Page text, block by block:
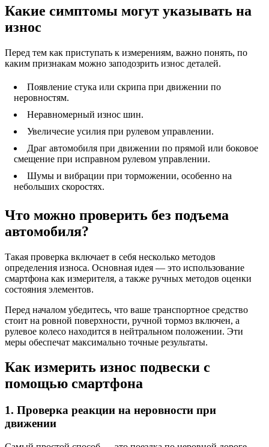
Какие симптомы могут указывать на
износ
Перед тем как приступать к измерениям, важно понять, по
каким признакам можно заподозрить износ деталей.
Появление стука или скрипа при движении по
неровностям.
Неравномерный износ шин.
Увеличесие усилия при рулевом управлении.
Драг автомобиля при движении по прямой или боковое
смещение при исправном рулевом управлении.
Шумы и вибрации при торможении, особенно на
небольших скоростях.
Что можно проверить без подъема
автомобиля?
Такая проверка включает в себя несколько методов
определения износа. Основная идея — это использование
смартфона как измерителя, а также ручных методов оценки
состояния элементов.
Перед началом убедитесь, что ваше транспортное средство
стоит на ровной поверхности, ручной тормоз включен, а
рулевое колесо находится в нейтральном положении. Эти
меры обеспечат максимально точные результаты.
Как измерить износ подвески с
помощью смартфона
1. Проверка реакции на неровности при
движении